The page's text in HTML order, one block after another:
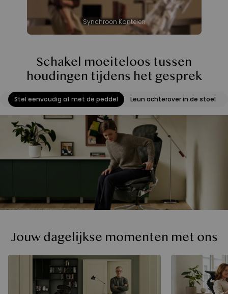
Synchroon Kantelen
Schakel moeiteloos tussen
houdingen tijdens het gesprek
Stel eenvoudig af met de peddel Leun achterover in de stoel
Jouw dagelijkse momenten met ons